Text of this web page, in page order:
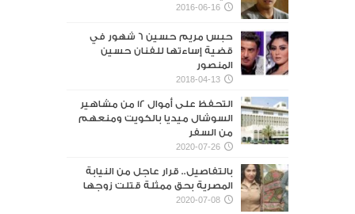
2016-06-16
حبس مريم حسين 6 شهور في
قضية إساءتها للفنان حسين
المنصور‎
2018-04-13
التحفظ على أموال 12 من مشاهير
السوشال ميديا بالكويت ومنعهم
من السفر
2020-07-26
بالتفاصيل.. قرار عاجل من النيابة
المصرية بحق ممثلة قتلت زوجها
2020-07-08